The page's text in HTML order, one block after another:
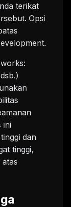
terikat
Opsi
ini
dan
tinggi,